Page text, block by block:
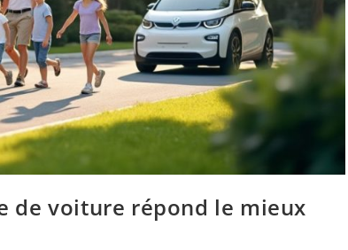
de voiture répond le mieux